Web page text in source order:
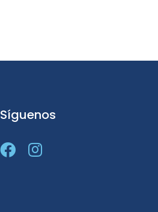
Síguenos